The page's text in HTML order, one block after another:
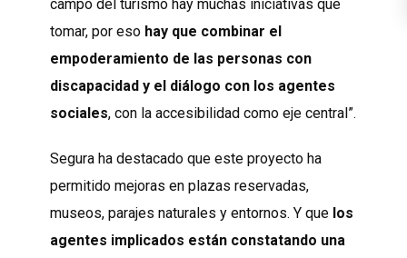
campo del turismo hay muchas iniciativas que
tomar, por eso hay que combinar el
empoderamiento de las personas con
discapacidad y el diálogo con los agentes
sociales, con la accesibilidad como eje central”.
Segura ha destacado que este proyecto ha
permitido mejoras en plazas reservadas,
museos, parajes naturales y entornos. Y que los
agentes implicados están constatando una